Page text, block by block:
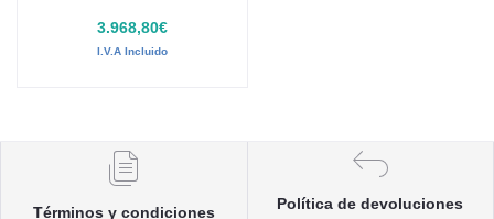
3.968,80€
I.V.A Incluido
Términos y condiciones
Política de devoluciones